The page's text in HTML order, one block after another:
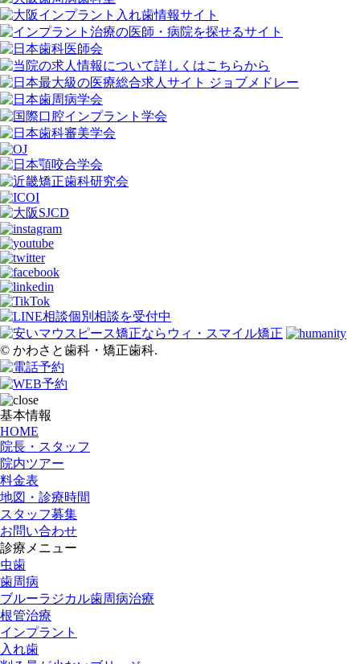
©︎ かわさと歯科・矯正歯科.
基本情報
HOME
院長・スタッフ
院内ツアー
料金表
地図・診療時間
スタッフ募集
お問い合わせ
診療メニュー
虫歯
歯周病
ブルーラジカル歯周病治療
根管治療
インプラント
入れ歯